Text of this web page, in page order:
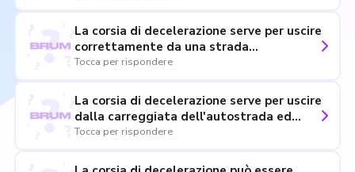
La corsia di decelerazione serve per uscire
correttamente da una strada
extraurbana principale
Tocca per rispondere
La corsia di decelerazione serve per uscire
dalla carreggiata dell'autostrada ed
entrare nell'area di servizio
Tocca per rispondere